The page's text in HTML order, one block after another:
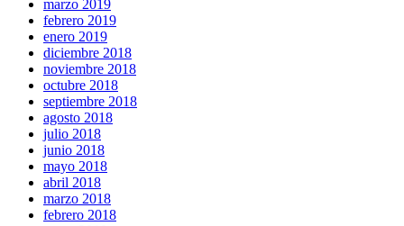
marzo 2019
febrero 2019
enero 2019
diciembre 2018
noviembre 2018
octubre 2018
septiembre 2018
agosto 2018
julio 2018
junio 2018
mayo 2018
abril 2018
marzo 2018
febrero 2018